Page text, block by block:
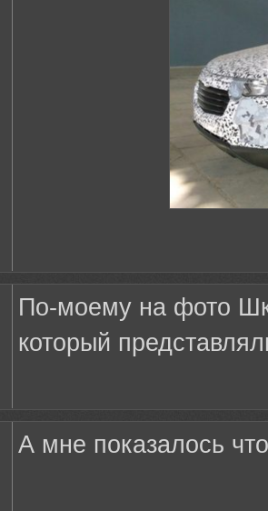
По-моему на фото
который
А мне показалось